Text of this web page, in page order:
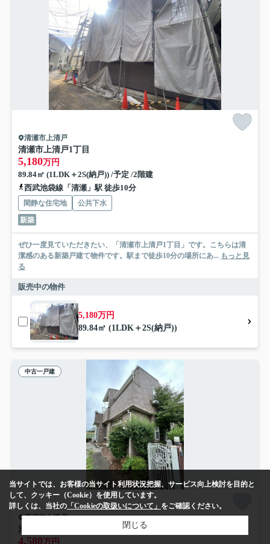
清瀬市上清戸
清瀬市上清戸1丁目
5,180万円
89.84㎡ (1LDK＋2S(納戸)) /予定 /2階建
西武池袋線「清瀬」駅 徒歩10分
閑静な住宅地
公共下水
新築
ぜひ一度見ていただきたい、「清瀬市上清戸1丁目」です。こちらは清
潔感のある新築戸建て物件です。駅まで徒歩10分の場所にあ... もっと見
る
販売中の物件
5,180万円
89.84㎡ (1LDK＋2S(納戸))
中古一戸建
清瀬市上清戸
清瀬市上清戸 中古戸建
4,580万円
当サイトでは、お客様の当サイト利用状況把握、サービス向上検討を目的と
して、クッキー（Cookie）を使用しています。
詳しくは、当社の 「Cookieの取扱いについて」 をご確認ください。
閉じる